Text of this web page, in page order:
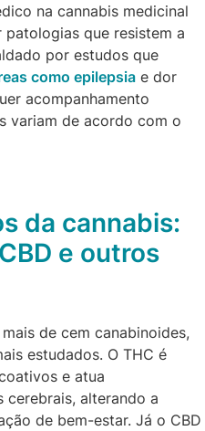
na cannabis medicinal
que resistem a
por estudos que
como epilepsia e dor
acompanhamento
variam de acordo com o
da cannabis:
e outros
de cem canabinoides,
estudados. O THC é
e atua
cerebrais, alterando a
de bem-estar. Já o CBD